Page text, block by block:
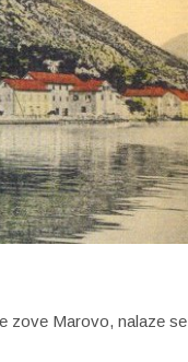
zove Marovo, nalaze se